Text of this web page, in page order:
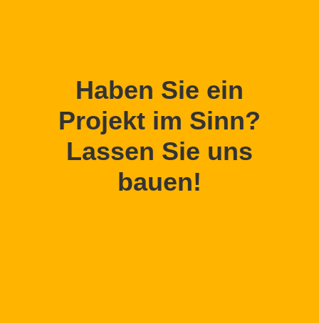
Haben Sie ein
Projekt im Sinn?
Lassen Sie uns
bauen!